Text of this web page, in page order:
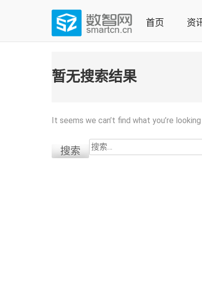
(Press
数智网
智能家居第一资讯门户 | 智能家居系统，智能家居
首页 资
暂无搜索结果
It seems we can’t find what you’re
搜
索：